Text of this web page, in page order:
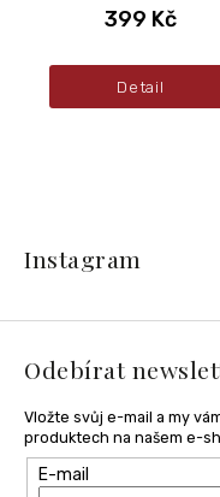
399 Kč
Detail
t
Instagram
Odebírat
Vložte svůj e-mail a my
produktech na našem e-
E-mail